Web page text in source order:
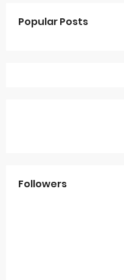
Popular Posts
Followers